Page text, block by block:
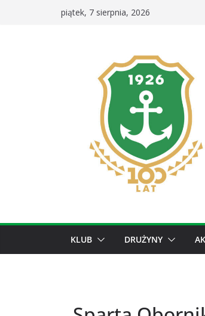
piątek, 7 sierpnia, 2026
KLUB DRUŻYNY